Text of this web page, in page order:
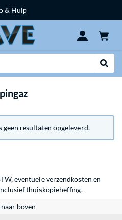
& Hulp
geen resultaten opgeleverd.
eventuele verzendkosten en
thuiskopieheffing.
boven